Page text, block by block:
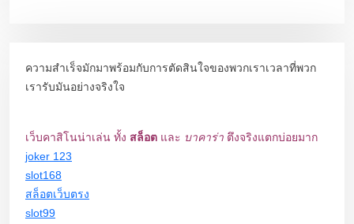
ความสำเร็จมักมาพร้อมกับการตัดสินใจของพวกเราเวลาที่พวก
เรารับมันอย่างจริงใจ
เว็บคาสิโนน่าเล่น ทั้ง สล็อต และ บาคาร่า ตึงจริงแตกบ่อยมาก
joker 123
slot168
สล็อตเว็บตรง
slot99